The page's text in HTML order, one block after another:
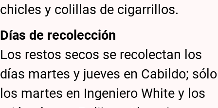
chicles y colillas de cigarrillos.
Días de recolección
Los restos secos se recolectan los
días martes y jueves en Cabildo; sólo
los martes en Ingeniero White y los